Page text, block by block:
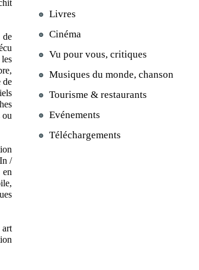
de
de
ou
/
en
art
Livres
Cinéma
Vu pour vous, critiques
Musiques du monde, chanson
Tourisme & restaurants
Evénements
Téléchargements